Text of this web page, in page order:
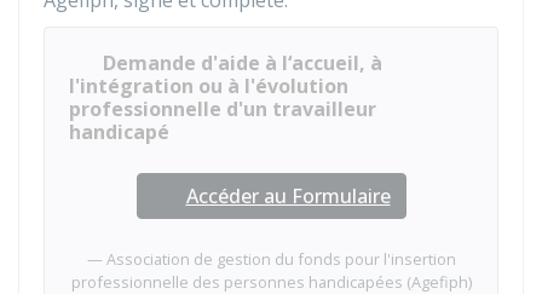
Demande d'aide à l‘accueil, à
l'intégration ou à l'évolution
professionnelle d'un travailleur
handicapé
Accéder au Formulaire
Association de gestion du fonds pour l'insertion
professionnelle des personnes handicapées (Agefiph)